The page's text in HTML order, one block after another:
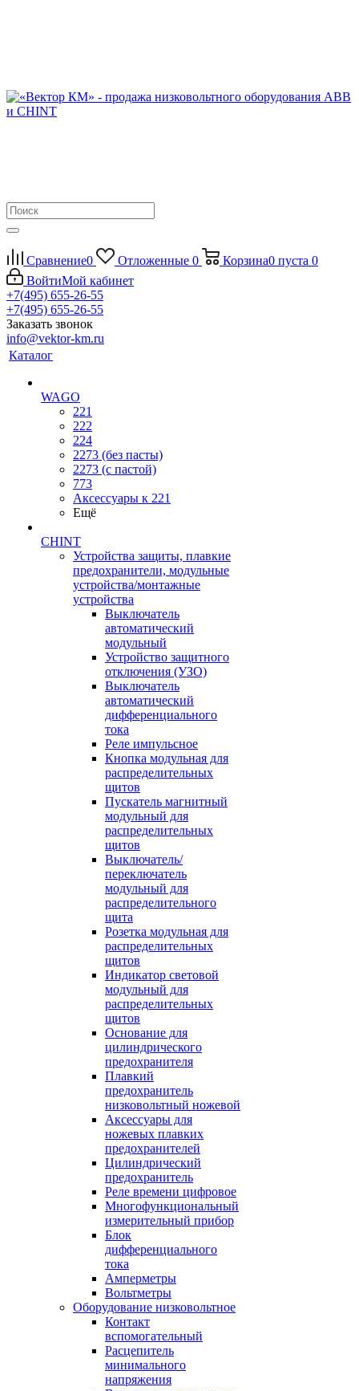
Сравнение0 Отложенные 0 Корзина0 пуста 0
ВойтиМой кабинет
+7(495) 655-26-55
+7(495) 655-26-55
Заказать звонок
info@vektor-km.ru
Каталог
WAGO
221
222
224
2273 (без пасты)
2273 (с пастой)
773
Аксессуары к 221
Ещё
CHINT
Устройства защиты, плавкие
предохранители, модульные
устройства/монтажные
устройства
Выключатель
автоматический
модульный
Устройство защитного
отключения (УЗО)
Выключатель
автоматический
дифференциального
тока
Реле импульсное
Кнопка модульная для
распределительных
щитов
Пускатель магнитный
модульный для
распределительных
щитов
Выключатель/
переключатель
модульный для
распределительного
щита
Розетка модульная для
распределительных
щитов
Индикатор световой
модульный для
распределительных
щитов
Основание для
цилиндрического
предохранителя
Плавкий
предохранитель
низковольтный ножевой
Аксессуары для
ножевых плавких
предохранителей
Цилиндрический
предохранитель
Реле времени цифровое
Многофункциональный
измерительный прибор
Блок
дифференциального
тока
Амперметры
Вольтметры
Оборудование низковольтное
Контакт
вспомогательный
Расцепитель
минимального
напряжения